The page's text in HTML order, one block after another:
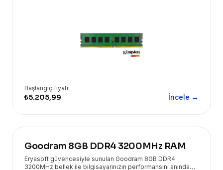
Başlangıç fiyatı:
₺5.205,99 İncele →
Goodram 8GB DDR4 3200MHz RAM
Eryasoft güvencesiyle sunulan Goodram 8GB DDR4
3200MHz bellek ile bilgisayarınızın performansını anında